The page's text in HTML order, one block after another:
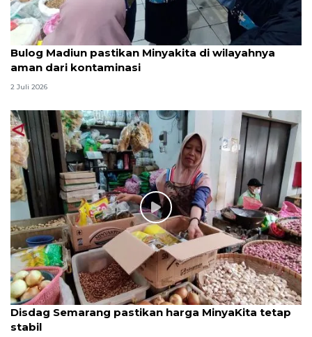
Bulog Madiun pastikan Minyakita di wilayahnya
aman dari kontaminasi
2 Juli 2026
Disdag Semarang pastikan harga MinyaKita tetap
stabil